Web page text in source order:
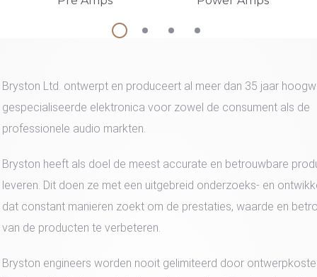
Bryston Ltd. ontwerpt en produceert al meer dan 35 jaar
gespecialiseerde elektronica voor zowel de consument als de
professionele audio markten.
Bryston heeft als doel de meest accurate en betrouwbare
leveren. Dit doen ze met een uitgebreid onderzoeks- en
dat constant manieren zoekt om de prestaties, waarde en
van de producten te verbeteren.
Bryston engineers worden nooit gelimiteerd door